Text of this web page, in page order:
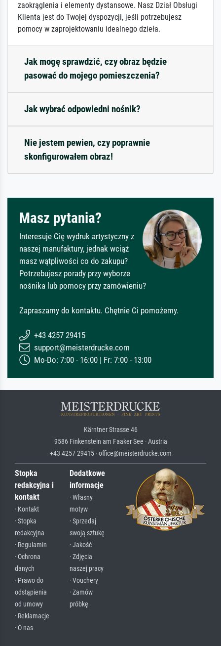
zaokrąglenia i elementy dystansowe. Nasz Dział Obsługi
Klienta jest do Twojej dyspozycji, jeśli potrzebujesz
pomocy w zaprojektowaniu idealnego dzieła.
Jak mogę sprawdzić, czy obraz będzie
pasować do mojego pomieszczenia?
Jak wybrać odpowiedni nośnik?
Nie jestem pewien, czy poprawnie
skonfigurowałem obraz!
Masz pytania?
Interesuje Cię wydruk artystyczny z
naszej manufaktury, jednak wciąż
masz wątpliwości co do zakupu?
Potrzebujesz porady przy wyborze
nośnika lub pomocy przy zamówieniu?
Zapraszamy do kontaktu. Chętnie Ci pomożemy.
+43 4257 29415
support@meisterdrucke.com
Mo-Do: 7:00 - 16:00 | Fr: 7:00 - 13:00
Kärntner Strasse 46
9586 Finkenstein am Faaker See · Austria
+43 4257 29415 · office@meisterdrucke.com
Stopka
redakcyjna i
kontakt
· Kontakt
· Stopka
redakcyjna
· Regulamin
· Ochrona
danych
· Prawo do
odstąpienia
od umowy
· Reklamacje
· O nas
Dodatkowe
informacje
· Własny
motyw
· Sprzedaj
swoją sztukę
· Jakość
· Zdjęcia
naszej pracy
· Vouchery
· Zamów
próbkę